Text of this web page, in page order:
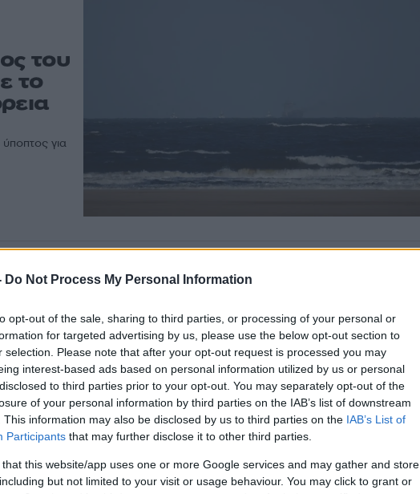
Do Not Process My Personal Information
opt-out of the sale, sharing to third parties, or processing of your personal or
for targeted advertising by us, please use the below opt-out section to
selection. Please note that after your opt-out request is processed you may
interest-based ads based on personal information utilized by us or personal
to third parties prior to your opt-out. You may separately opt-out of the
of your personal information by third parties on the IAB’s list of downstream
This information may also be disclosed by us to third parties on the IAB’s List of
Participants that may further disclose it to other third parties.
that this website/app uses one or more Google services and may gather and store
but not limited to your visit or usage behaviour. You may click to grant or
του
το
για
την
είναι